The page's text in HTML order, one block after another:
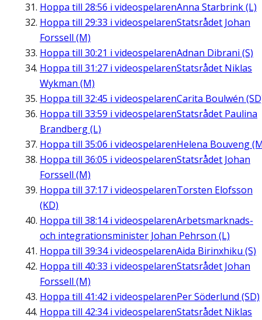
Hoppa till 28:56 i videospelarenAnna Starbrink (L)
Hoppa till 29:33 i videospelarenStatsrådet Johan
Forssell (M)
Hoppa till 30:21 i videospelarenAdnan Dibrani (S)
Hoppa till 31:27 i videospelarenStatsrådet Niklas
Wykman (M)
Hoppa till 32:45 i videospelarenCarita Boulwén
Hoppa till 33:59 i videospelarenStatsrådet Paulina
Brandberg (L)
Hoppa till 35:06 i videospelarenHelena Bouveng
Hoppa till 36:05 i videospelarenStatsrådet Johan
Forssell (M)
Hoppa till 37:17 i videospelarenTorsten Elofsson
(KD)
Hoppa till 38:14i videospelarenArbetsmarknads-
och integrationsminister Johan Pehrson (L)
Hoppa till 39:34i videospelarenAida Birinxhiku (S)
Hoppa till 40:33 i videospelarenStatsrådet Johan
Forssell (M)
Hoppa till 41:42 i videospelarenPer Söderlund (SD)
Hoppa till 42:34i videospelarenStatsrådet Niklas